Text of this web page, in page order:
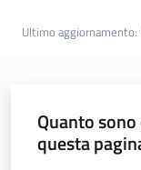
Normativa
Pari
Ultimo aggiornamento:
Quanto
questa